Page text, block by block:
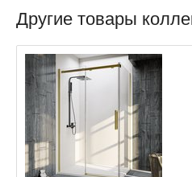
Другие товары